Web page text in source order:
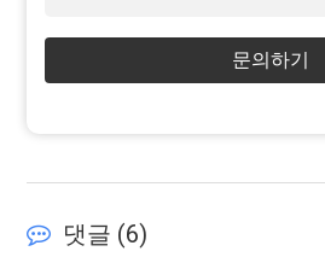
문의하기
댓글 (6)